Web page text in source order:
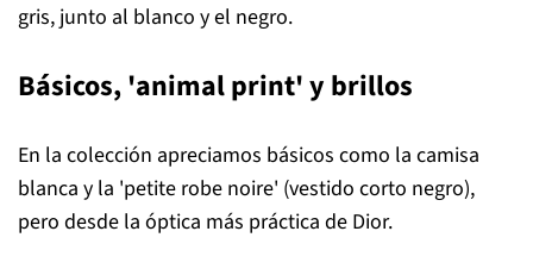
gris, junto al blanco y el negro.
Básicos, 'animal print' y brillos
En la colección apreciamos básicos como la camisa
blanca y la 'petite robe noire' (vestido corto negro),
pero desde la óptica más práctica de Dior.